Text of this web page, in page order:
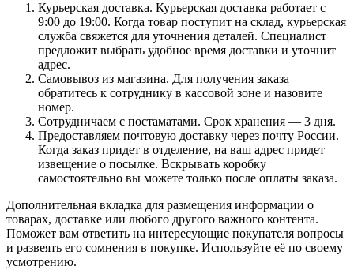
Курьерская доставка. Курьерская доставка работает с
9:00 до 19:00. Когда товар поступит на склад, курьерская
служба свяжется для уточнения деталей. Специалист
предложит выбрать удобное время доставки и уточнит
адрес.
Самовывоз из магазина. Для получения заказа
обратитесь к сотруднику в кассовой зоне и назовите
номер.
Сотрудничаем с постаматами. Срок хранения — 3 дня.
Предоставляем почтовую доставку через почту России.
Когда заказ придет в отделение, на ваш адрес придет
извещение о посылке. Вскрывать коробку
самостоятельно вы можете только после оплаты заказа.
Дополнительная вкладка для размещения информации о
товарах, доставке или любого другого важного контента.
Поможет вам ответить на интересующие покупателя вопросы
и развеять его сомнения в покупке. Используйте её по своему
усмотрению.